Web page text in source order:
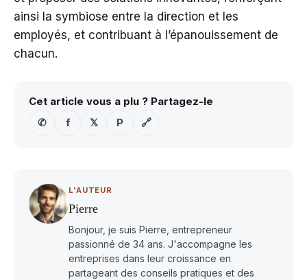
ainsi la symbiose entre la direction et les
employés, et contribuant à l’épanouissement de
chacun.
Cet article vous a plu ? Partagez-le
✆
f 𝕏 P 🔗
L'AUTEUR
Pierre
Bonjour, je suis Pierre, entrepreneur
passionné de 34 ans. J'accompagne les
entreprises dans leur croissance en
partageant des conseils pratiques et des